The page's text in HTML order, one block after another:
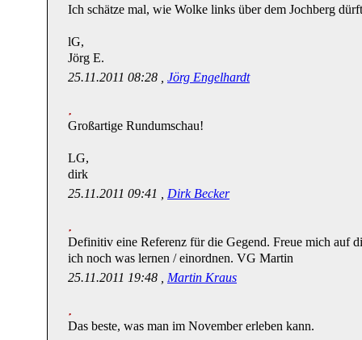
Ich schätze mal, wie Wolke links über dem Jochberg
lG,
Jörg E.
25.11.2011 08:28 , Jörg Engelhardt
Großartige Rundumschau!
LG,
dirk
25.11.2011 09:41 , Dirk Becker
Definitiv eine Referenz für die Gegend. Freue mich auf
ich noch was lernen / einordnen. VG Martin
25.11.2011 19:48 , Martin Kraus
Das beste, was man im November erleben kann.